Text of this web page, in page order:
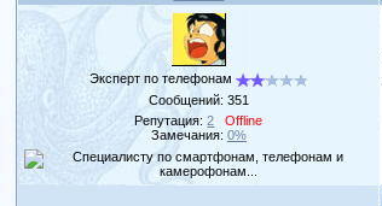
Эксперт по телефонам
Сообщений: 351
Репутация:2
Offline
Замечания: 0%